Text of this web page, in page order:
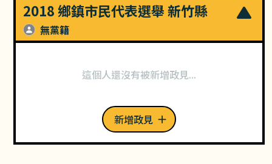
2018 鄉鎮市民代表選舉 新竹縣
無黨籍
這個人還沒有被新增政見...
新增政見